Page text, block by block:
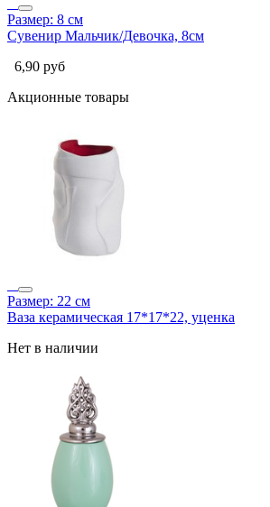
Размер: 8 см
Сувенир Мальчик/Девочка, 8см
6,90 руб
Акционные товары
Размер: 22 см
Ваза керамическая 17*17*22, уценка
Нет в наличии